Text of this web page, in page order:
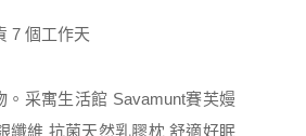
7 個工作天